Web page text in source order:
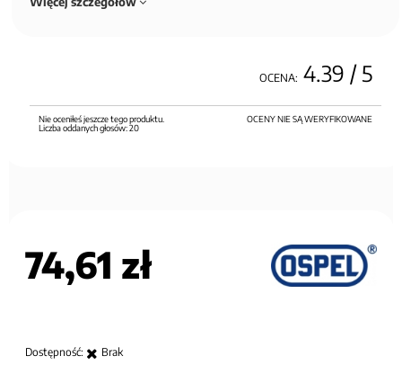
OCENA: 4.39 / 5
OCENY NIE SĄ WERYFIKOWANE
Nie oceniłeś jeszcze tego produktu.
Liczba oddanych głosów:20
74,61 zł
Dostępność: Brak